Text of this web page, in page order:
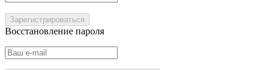
Зарегистрироваться
Восстановление пароля